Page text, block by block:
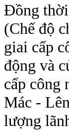
Đồng
(Chế độ
giai cấp
động và
cấp công
Mác -
lượng